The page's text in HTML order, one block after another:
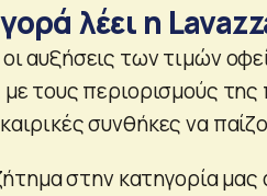
λέει η
αυξήσεις των τιμών
τους περιορισμούς
συνθήκες να
στην κατηγορία μας